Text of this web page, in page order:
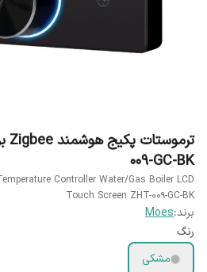
009-GC-BK
Controller Water/Gas Boiler LCD
Touch Screen ZHT-009-GC-BK
برند:Moes
رنگ
مشکی